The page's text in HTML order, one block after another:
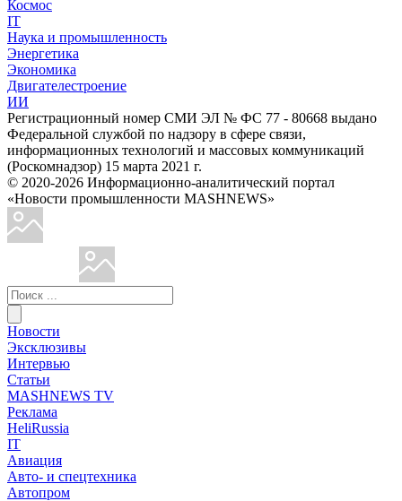
Космос
IT
Наука и промышленность
Энергетика
Экономика
Двигателестроение
ИИ
Регистрационный номер СМИ ЭЛ № ФС 77 - 80668 выдано
Федеральной службой по надзору в сфере связи,
информационных технологий и массовых коммуникаций
(Роскомнадзор) 15 марта 2021 г.
© 2020-2026 Информационно-аналитический портал
«Новости промышленности MASHNEWS»
Новости
Эксклюзивы
Интервью
Статьи
MASHNEWS TV
Реклама
HeliRussia
IT
Авиация
Авто- и спецтехника
Автопром